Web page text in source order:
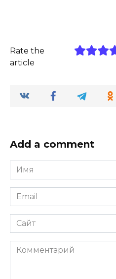
Rate the
article
Add a comment
Имя
*
Email
*
Сайт
Комментарий